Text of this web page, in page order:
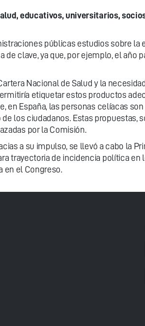
educativos, universitarios,
públicas estudios sobre la
clave, ya que, por ejemplo, el año
Nacional de Salud y la
etiquetar estos productos
España, las personas celíacas
los ciudadanos. Estas propuestas,
por la Comisión.
a su impulso, se llevó a cabo la
trayectoria de incidencia política en
en el Congreso.